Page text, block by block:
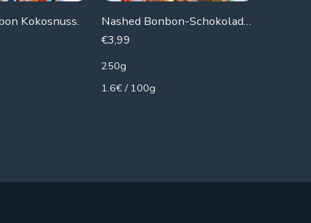
Kokosnuss. Nashed Bonbon-Schokoladenkokosnuss
€3,99
250g
1.6€ / 100g